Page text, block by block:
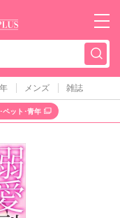
秋水社PLUS（テ
メンズ 雑誌
ペット･青年